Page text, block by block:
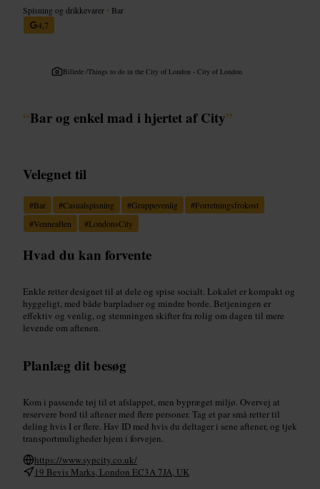
Spisning og drikkevarer • Bar
4,7
Billede /Things to do in the City of London - City of London
“Bar og enkel mad i hjertet af City”
Velegnet til
#Bar #Casualspisning #Gruppevenlig #Forretningsfrokost
#Venneaften #LondonsCity
Hvad du kan forvente
Enkle retter designet til at dele og spise socialt. Lokalet er kompakt og
hyggeligt, med både barpladser og mindre borde. Betjeningen er
effektiv og venlig, og stemningen skifter fra rolig om dagen til mere
levende om aftenen.
Planlæg dit besøg
Kom i passende tøj til et afslappet, men bypræget miljø. Overvej at
reservere bord til aftener med flere personer. Tag et par små retter til
deling hvis I er flere. Hav ID med hvis du deltager i sene aftener, og tjek
transportmuligheder hjem i forvejen.
https://www.sypcity.co.uk/
19 Bevis Marks, London EC3A 7JA, UK